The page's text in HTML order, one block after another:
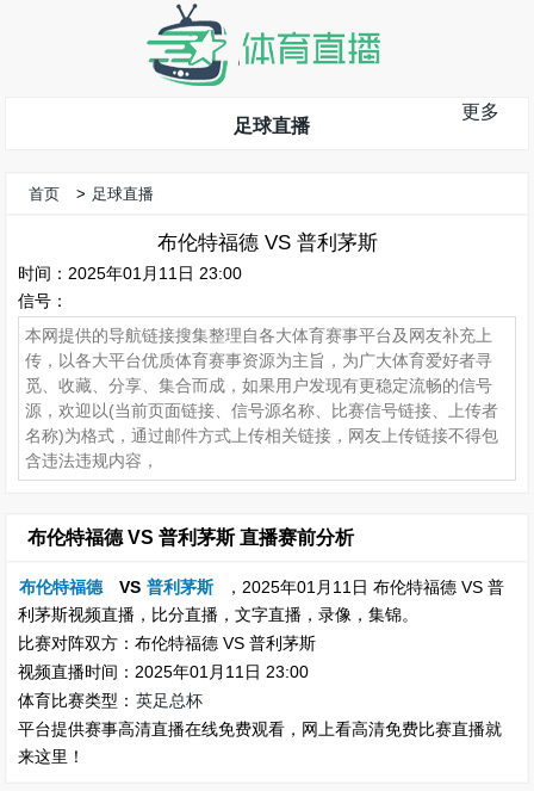
足球直播
更多
首页 > 足球直播
布伦特福德 VS 普利茅斯
时间：2025年01月11日 23:00
信号：
本网提供的导航链接搜集整理自各大体育赛事平台及网友补充上
传，以各大平台优质体育赛事资源为主旨，为广大体育爱好者寻
觅、收藏、分享、集合而成，如果用户发现有更稳定流畅的信号
源，欢迎以(当前页面链接、信号源名称、比赛信号链接、上传者
名称)为格式，通过邮件方式上传相关链接，网友上传链接不得包
含违法违规内容，
布伦特福德 VS 普利茅斯 直播赛前分析
布伦特福德 VS 普利茅斯
，2025年01月11日 布伦特福德 VS 普
利茅斯视频直播，比分直播，文字直播，录像，集锦。
比赛对阵双方：布伦特福德 VS 普利茅斯
视频直播时间：2025年01月11日 23:00
体育比赛类型： 英足总杯
平台提供赛事高清直播在线免费观看，网上看高清免费比赛直播就
来这里！